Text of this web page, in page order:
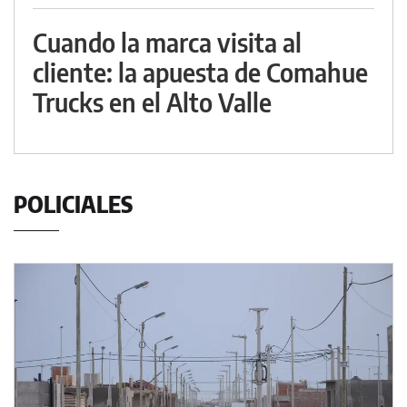
Cuando la marca visita al
cliente: la apuesta de Comahue
Trucks en el Alto Valle
POLICIALES